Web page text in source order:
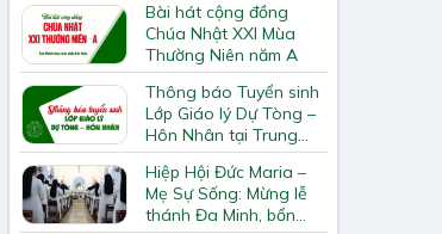
Bài hát cộng đồng
Chúa Nhật XXI Mùa
Thường Niên năm A
Thông báo Tuyển sinh
Lớp Giáo lý Dự Tòng –
Hôn Nhân tại Trung
Tâm Mục Vụ
Hiệp Hội Đức Maria –
Mẹ Sự Sống: Mừng lễ
thánh Đa Minh, bổn